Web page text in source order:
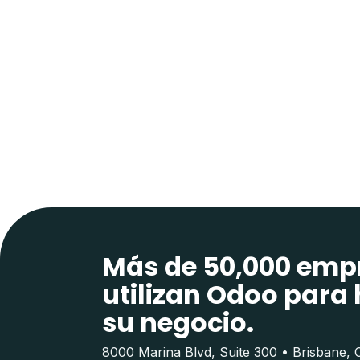
Más de 50,000
utilizan Odoo para
su negocio.
8000 Marina Blvd, Suite 300 • Brisbane,